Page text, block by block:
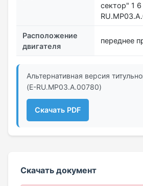
сектор" 1 6
Расположение
двигателя
переднее
Альтернативная версия
(E-RU.МР03.A.00780)
Скачать PDF
Скачать документ